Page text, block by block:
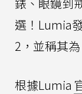
選！Lumia
2，並稱其
根據Lumia